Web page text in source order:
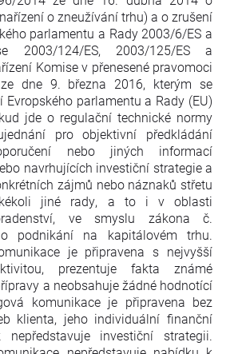
o zneužívání trhu) a o zrušení
parlamentu a Rady 2003/6/ES a
2003/124/ES, 2003/125/ES a
Komise v přenesené pravomoci
dne 9. března 2016, kterým se
parlamentu a Rady (EU)
jde o regulační technické normy
pro objektivní předkládání
nebo jiných informací
navrhujících investiční strategie a
zájmů nebo náznaků střetu
jiné rady, a to i v oblasti
ve smyslu zákona č.
podnikání na kapitálovém trhu.
je připravena s nejvyšší
prezentuje fakta známé
a neobsahuje žádné hodnotící
komunikace je připravena bez
klienta, jeho individuální finanční
investiční strategii.